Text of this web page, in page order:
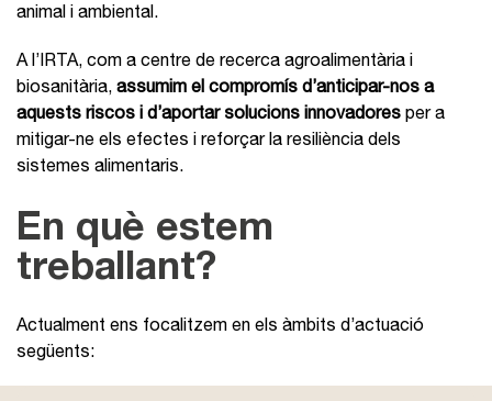
animal i ambiental.
A l’IRTA, com a centre de recerca agroalimentària i
biosanitària, assumim el compromís d’anticipar-nos a
aquests riscos i d’aportar solucions innovadores per a
mitigar-ne els efectes i reforçar la resiliència dels
sistemes alimentaris.
En què estem
treballant?
Actualment ens focalitzem en els àmbits d’actuació
següents: